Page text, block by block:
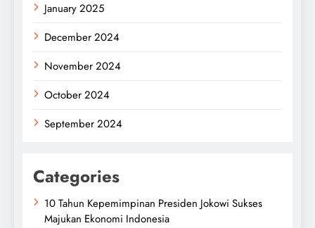
January 2025
December 2024
November 2024
October 2024
September 2024
Categories
10 Tahun Kepemimpinan Presiden Jokowi Sukses
Majukan Ekonomi Indonesia